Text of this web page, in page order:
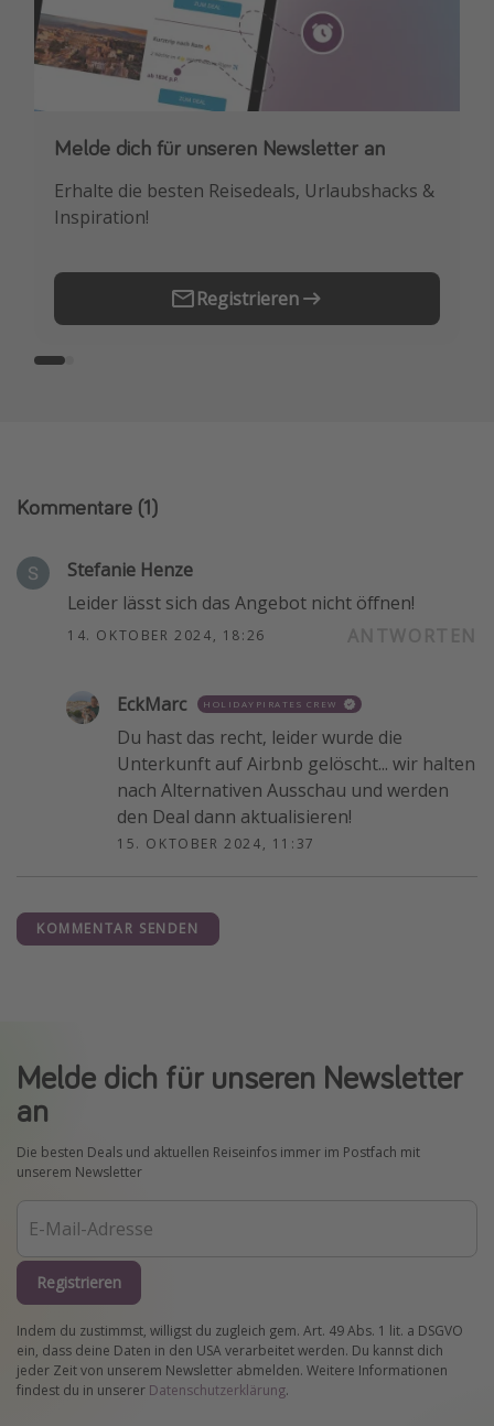
Melde dich für unseren Newsletter an
Erhalte die besten Reisedeals, Urlaubshacks &
Inspiration!
Registrieren
Downloade unsere App
Buche die besten Reiseschnäppchen als
Erstes.
Kommentare (1)
Stefanie Henze
Leider lässt sich das Angebot nicht öffnen!
14. OKTOBER 2024, 18:26
EckMarc HOLIDAYPIRATES CREW
Du hast das recht, leider wurde die
Unterkunft auf Airbnb gelöscht... wir halten
nach Alternativen Ausschau und werden
den Deal dann aktualisieren!
15. OKTOBER 2024, 11:37
KOMMENTAR SENDEN
Melde dich für unseren Newsletter
an
Die besten Deals und aktuellen Reiseinfos immer im Postfach mit
unserem Newsletter
Registrieren
Indem du zustimmst, willigst du zugleich gem. Art. 49 Abs. 1 lit. a DSGVO
ein, dass deine Daten in den USA verarbeitet werden. Du kannst dich
jeder Zeit von unserem Newsletter abmelden. Weitere Informationen
findest du in unserer Datenschutzerklärung.